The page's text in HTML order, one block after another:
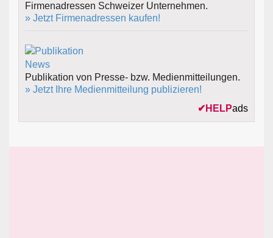
Firmenadressen Schweizer Unternehmen.
» Jetzt Firmenadressen kaufen!
Publikation von Presse- bzw. Medienmitteilungen.
» Jetzt Ihre Medienmitteilung publizieren!
✔ HELPads